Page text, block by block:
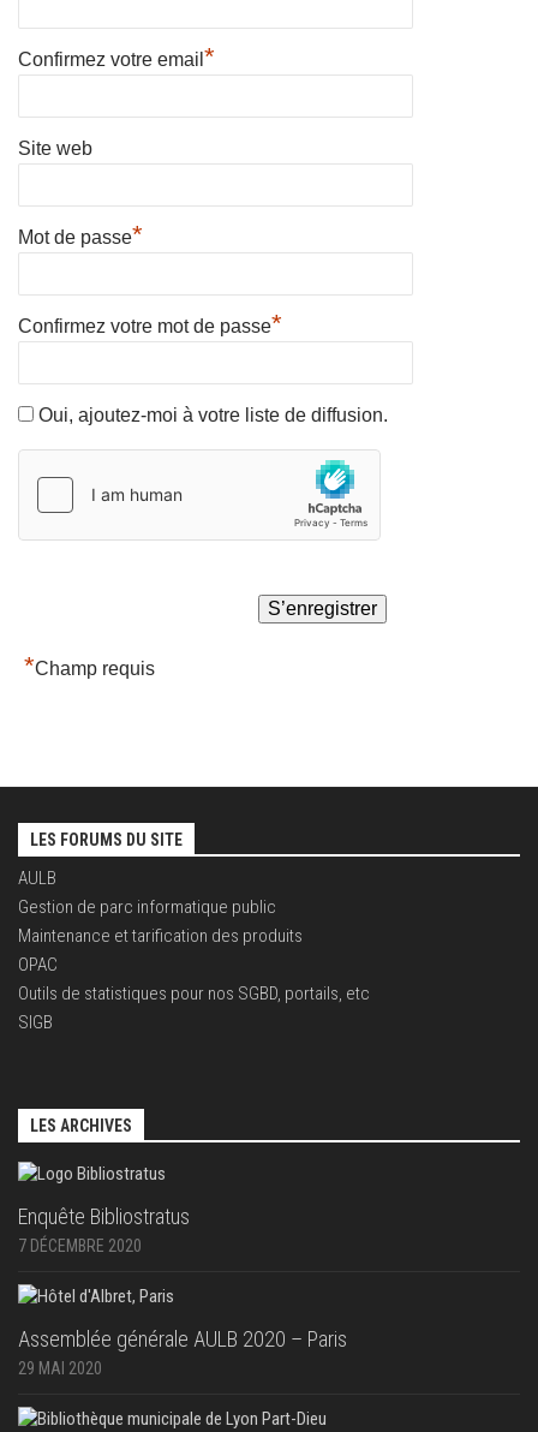
Confirmez votre email *
Site web
Mot de passe*
Confirmez votre mot de passe*
Oui, ajoutez-moi à votre liste de diffusion.
*Champ requis
LES FORUMS DU SITE
AULB
Gestion de parc informatique public
Maintenance et tarification des produits
OPAC
Outils de statistiques pour nos SGBD, portails, etc
SIGB
LES ARCHIVES
Enquête Bibliostratus
7 DÉCEMBRE 2020
Assemblée générale AULB 2020 – Paris
29 MAI 2020